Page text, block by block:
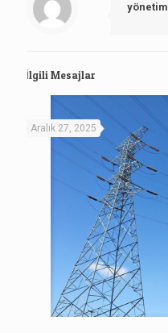
yönetim
İlgili Mesajlar
Aralık 27, 2025